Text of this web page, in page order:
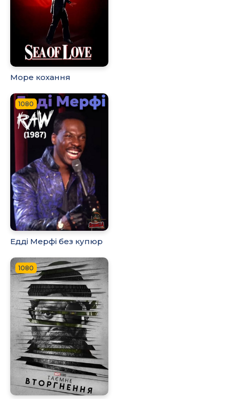
Море кохання
1080
Едді Мерфі без купюр
1080